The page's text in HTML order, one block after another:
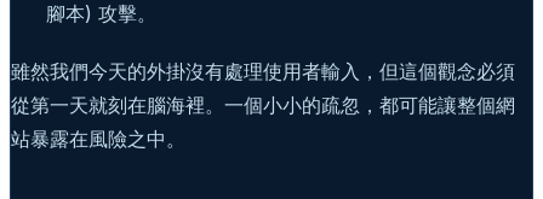
腳本) 攻擊。
雖然我們今天的外掛沒有處理使用者輸入，但這個觀念必須
從第一天就刻在腦海裡。一個小小的疏忽，都可能讓整個網
站暴露在風險之中。